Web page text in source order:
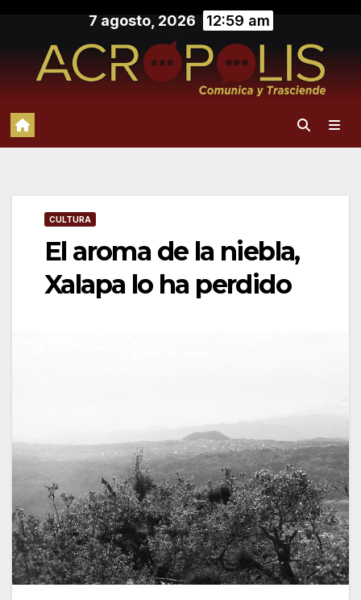
contenido
7 agosto, 2026 12:59 am
CULTURA
El aroma de la niebla,
Xalapa lo ha perdido